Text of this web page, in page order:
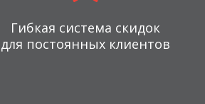
Гибкая система скидок
для постоянных клиентов